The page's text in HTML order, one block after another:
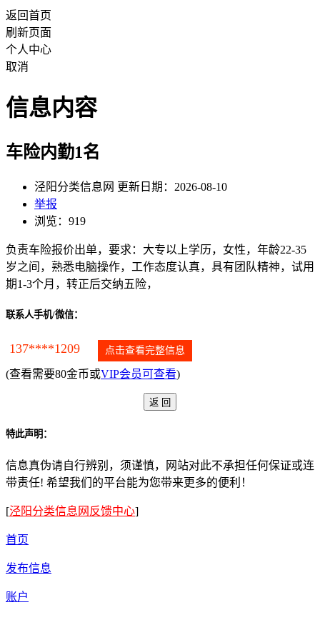
返回首页
刷新页面
个人中心
取消
信息内容
车险内勤1名
泾阳分类信息网 更新日期：2026-08-10
举报
浏览：919
负责车险报价出单，要求：大专以上学历，女性，年龄22-35
岁之间，熟悉电脑操作，工作态度认真，具有团队精神，试用
期1-3个月，转正后交纳五险，
联系人手机/微信：
137****1209 点击查看完整信息
(查看需要80金币或VIP会员可查看)
特此声明：
信息真伪请自行辨别，须谨慎，网站对此不承担任何保证或连
带责任! 希望我们的平台能为您带来更多的便利！
[泾阳分类信息网反馈中心]
首页
发布信息
账户